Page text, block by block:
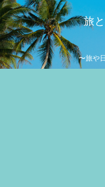
旅
〜旅や